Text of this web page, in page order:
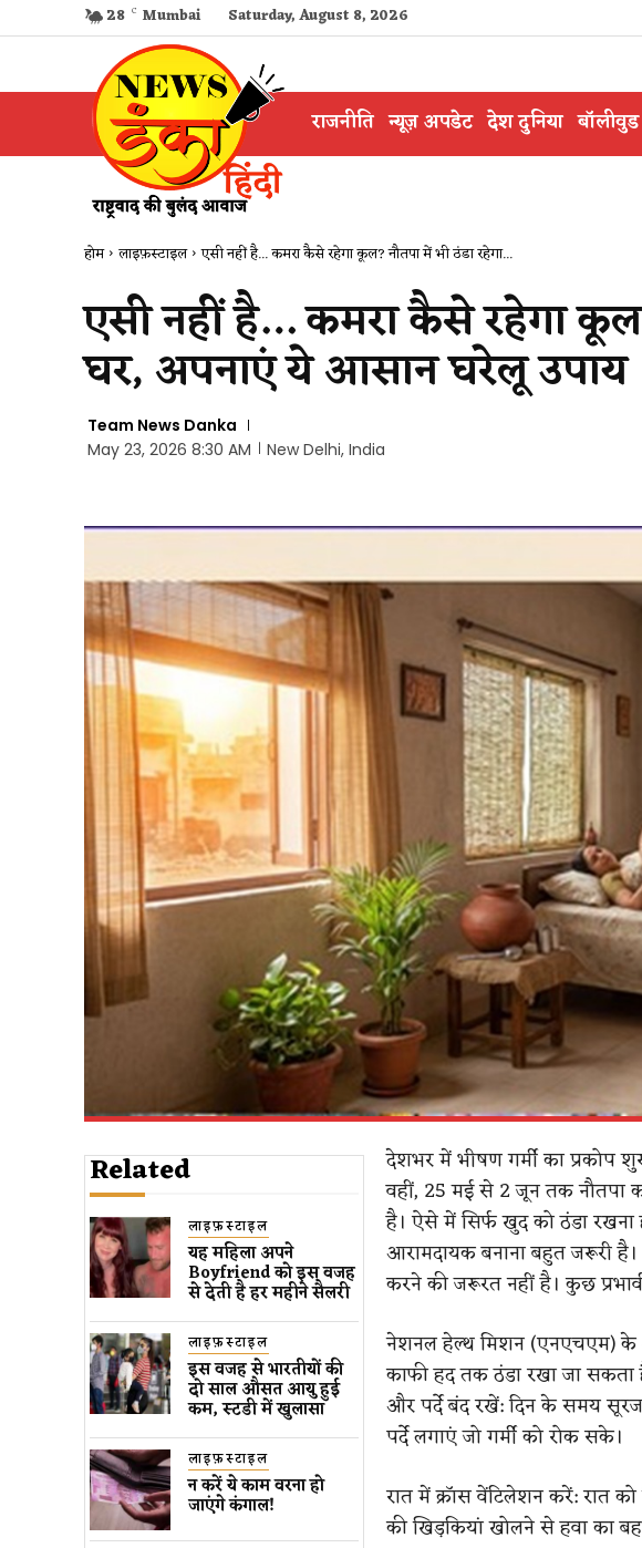
28 C Mumbai Saturday, August 8, 2026
राजनीति न्यूज़ अपडेट देश दुनिया बॉलीवुड
होम लाइफ़स्टाइल एसी नहीं है... कमरा कैसे रहेगा कूल? नौतपा में भी ठंडा रहेगा...
एसी नहीं है… कमरा कैसे रहेगा
घर, अपनाएं ये आसान घरेलू उपाय
Team News Danka
May 23, 2026 8:30 AM
New Delhi, India
Related
लाइफ़स्टाइल
यह महिला अपने
Boyfriend को इस वजह
से देती है हर महीने सैलरी
लाइफ़स्टाइल
इस वजह से भारतीयों की
दो साल औसत आयु हुई
कम, स्टडी में खुलासा
लाइफ़स्टाइल
न करें ये काम वरना हो
जाएंगे कंगाल!
देशभर में भीषण गर्मी का प्रकोप
वहीं, 25 मई से 2 जून तक नौतपा
है। ऐसे में सिर्फ खुद को ठंडा
आरामदायक बनाना बहुत जरूरी
करने की जरूरत नहीं है। कुछ
नेशनल हेल्थ मिशन (एनएचएम)
काफी हद तक ठंडा रखा जा
और पर्दे बंद रखें: दिन के समय
पर्दे लगाएं जो गर्मी को रोक सके।
रात में क्रॉस वेंटिलेशन करें: रात
की खिड़कियां खोलने से हवा का